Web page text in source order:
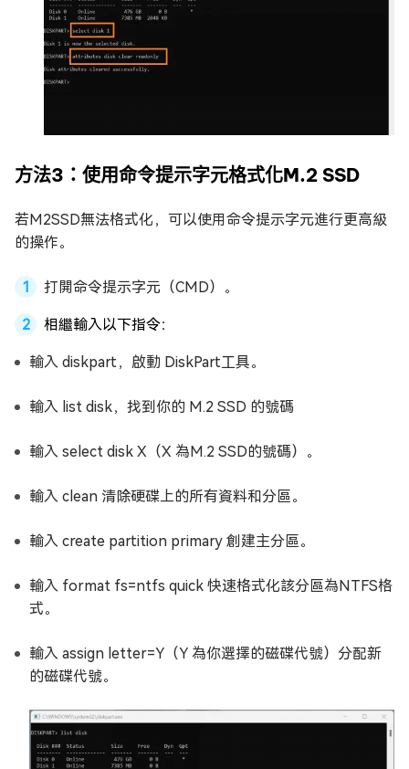
方法3：使用命令提示字元格式化M.2 SSD
若M2SSD無法格式化，可以使用命令提示字元進行更高級
的操作。
打開命令提示字元（CMD）。
相繼輸入以下指令：
輸入 diskpart，啟動 DiskPart工具。
輸入 list disk，找到你的 M.2 SSD 的號碼
輸入 select disk X（X 為M.2 SSD的號碼）。
輸入 clean 清除硬碟上的所有資料和分區。
輸入 create partition primary 創建主分區。
輸入 format fs=ntfs quick 快速格式化該分區為NTFS格
式。
輸入 assign letter=Y（Y 為你選擇的磁碟代號）分配新
的磁碟代號。